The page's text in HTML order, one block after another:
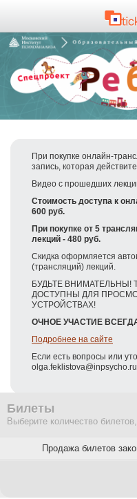
При покупке онлайн-
запись, которая
Видео с прошедших
Стоимость доступа к
600 руб.
При покупке от 5
лекций - 480 руб.
Скидка оформляется
(трансляций) лекций.
БУДЬТЕ
ДОСТУПНЫ ДЛЯ
УСТРОЙСТВАХ!
ОЧНОЕ УЧАСТИЕ
Подробнее на сайте
Если есть вопросы или
olga.feklistova@inpsycho.ru
Билеты
Выберите количество
Продажа билетов